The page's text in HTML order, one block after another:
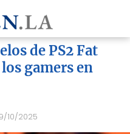
de PS2 Fat
gamers en
10/2025